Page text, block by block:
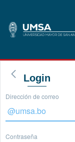
Login
Dirección de correo
Contraseña